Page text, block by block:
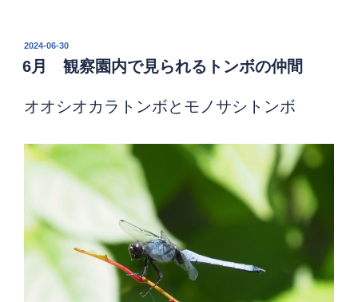
投
稿
日:
2024-06-30
6月 観察園内で見られるトンボの仲間
オオシオカラトンボとモノサシトンボ